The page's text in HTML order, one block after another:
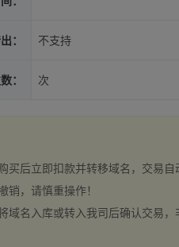
： 不支持
： 次
买后立即扣款并转移域名，交易
，请慎重操作！
域名入库或转入我司后确认交易